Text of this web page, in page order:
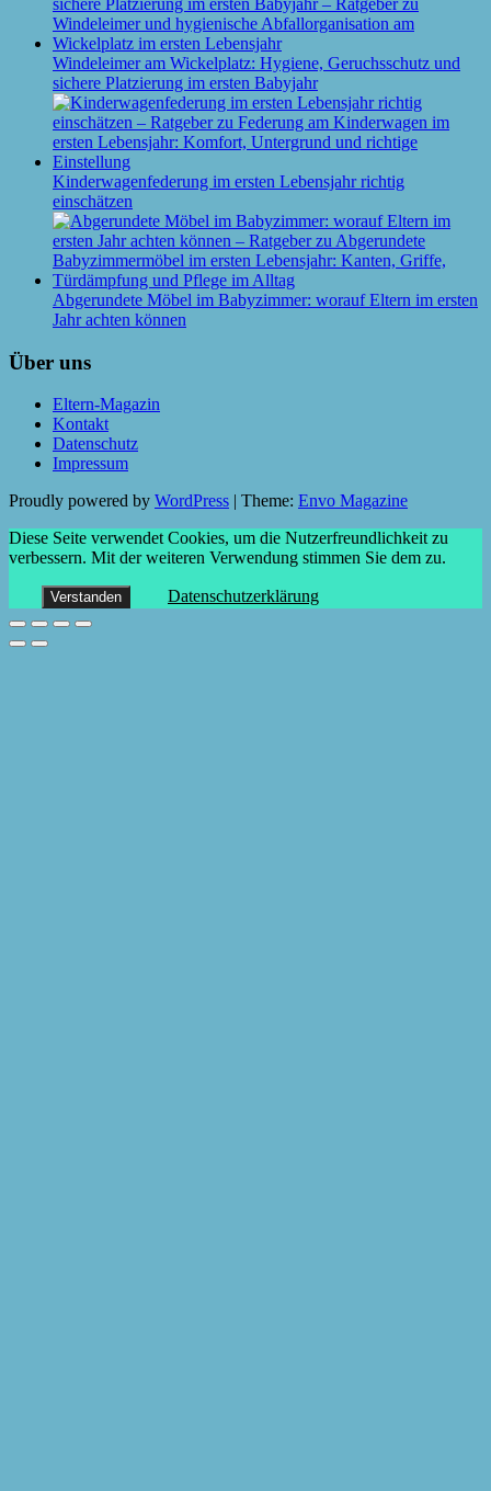
Windeleimer am Wickelplatz: Hygiene, Geruchsschutz und
sichere Platzierung im ersten Babyjahr
Kinderwagenfederung im ersten Lebensjahr richtig
einschätzen
Abgerundete Möbel im Babyzimmer: worauf Eltern im ersten
Jahr achten können
Über uns
Eltern-Magazin
Kontakt
Datenschutz
Impressum
Proudly powered by WordPress Theme: Envo Magazine
Diese Seite verwendet Cookies, um die Nutzerfreundlichkeit zu
verbessern. Mit der weiteren Verwendung stimmen Sie dem zu.
Verstanden Datenschutzerklärung